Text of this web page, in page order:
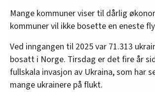
Mange kommuner viser til dårlig
kommuner vil ikke bosette en eneste
Ved inngangen til 2025 var 71.313
bosatt i Norge. Tirsdag er det fire år
fullskala invasjon av Ukraina, som har
mange ukrainere på flukt.